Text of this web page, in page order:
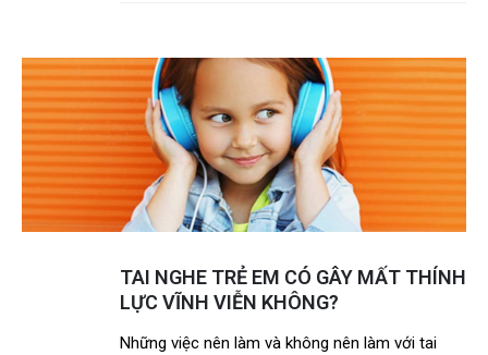
TAI NGHE TRẺ EM CÓ GÂY MẤT THÍNH
LỰC VĨNH VIỄN KHÔNG?
Những việc nên làm và không nên làm với tai